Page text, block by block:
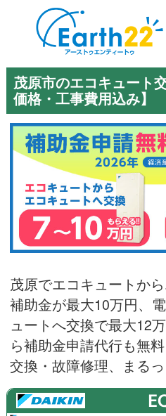
茂原市のエコキュート
価格・工事費用込み】
茂原でエコキュートか
補助金が最大10万円、
ュートへ交換で最大12
ら補助金申請代行も無
交換・故障修理、まるっ